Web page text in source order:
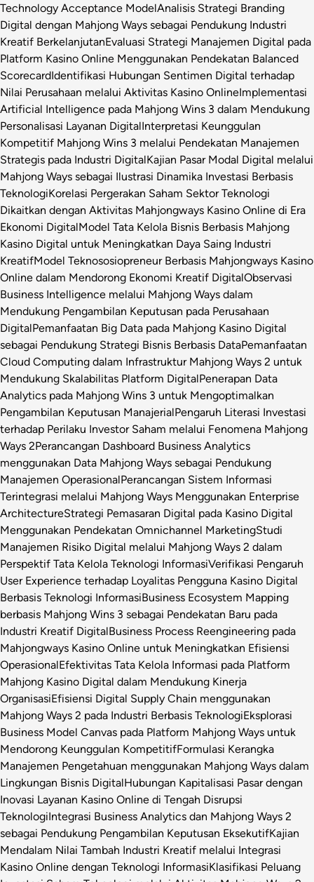
Technology Acceptance ModelAnalisis Strategi Branding
Digital dengan Mahjong Ways sebagai Pendukung Industri
Kreatif BerkelanjutanEvaluasi Strategi Manajemen Digital pada
Platform Kasino Online Menggunakan Pendekatan Balanced
ScorecardIdentifikasi Hubungan Sentimen Digital terhadap
Nilai Perusahaan melalui Aktivitas Kasino OnlineImplementasi
Artificial Intelligence pada Mahjong Wins 3 dalam Mendukung
Personalisasi Layanan DigitalInterpretasi Keunggulan
Kompetitif Mahjong Wins 3 melalui Pendekatan Manajemen
Strategis pada Industri DigitalKajian Pasar Modal Digital melalui
Mahjong Ways sebagai Ilustrasi Dinamika Investasi Berbasis
TeknologiKorelasi Pergerakan Saham Sektor Teknologi
Dikaitkan dengan Aktivitas Mahjongways Kasino Online di Era
Ekonomi DigitalModel Tata Kelola Bisnis Berbasis Mahjong
Kasino Digital untuk Meningkatkan Daya Saing Industri
KreatifModel Teknososiopreneur Berbasis Mahjongways Kasino
Online dalam Mendorong Ekonomi Kreatif DigitalObservasi
Business Intelligence melalui Mahjong Ways dalam
Mendukung Pengambilan Keputusan pada Perusahaan
DigitalPemanfaatan Big Data pada Mahjong Kasino Digital
sebagai Pendukung Strategi Bisnis Berbasis DataPemanfaatan
Cloud Computing dalam Infrastruktur Mahjong Ways 2 untuk
Mendukung Skalabilitas Platform DigitalPenerapan Data
Analytics pada Mahjong Wins 3 untuk Mengoptimalkan
Pengambilan Keputusan ManajerialPengaruh Literasi Investasi
terhadap Perilaku Investor Saham melalui Fenomena Mahjong
Ways 2Perancangan Dashboard Business Analytics
menggunakan Data Mahjong Ways sebagai Pendukung
Manajemen OperasionalPerancangan Sistem Informasi
Terintegrasi melalui Mahjong Ways Menggunakan Enterprise
ArchitectureStrategi Pemasaran Digital pada Kasino Digital
Menggunakan Pendekatan Omnichannel MarketingStudi
Manajemen Risiko Digital melalui Mahjong Ways 2 dalam
Perspektif Tata Kelola Teknologi InformasiVerifikasi Pengaruh
User Experience terhadap Loyalitas Pengguna Kasino Digital
Berbasis Teknologi InformasiBusiness Ecosystem Mapping
berbasis Mahjong Wins 3 sebagai Pendekatan Baru pada
Industri Kreatif DigitalBusiness Process Reengineering pada
Mahjongways Kasino Online untuk Meningkatkan Efisiensi
OperasionalEfektivitas Tata Kelola Informasi pada Platform
Mahjong Kasino Digital dalam Mendukung Kinerja
OrganisasiEfisiensi Digital Supply Chain menggunakan
Mahjong Ways 2 pada Industri Berbasis TeknologiEksplorasi
Business Model Canvas pada Platform Mahjong Ways untuk
Mendorong Keunggulan KompetitifFormulasi Kerangka
Manajemen Pengetahuan menggunakan Mahjong Ways dalam
Lingkungan Bisnis DigitalHubungan Kapitalisasi Pasar dengan
Inovasi Layanan Kasino Online di Tengah Disrupsi
TeknologiIntegrasi Business Analytics dan Mahjong Ways 2
sebagai Pendukung Pengambilan Keputusan EksekutifKajian
Mendalam Nilai Tambah Industri Kreatif melalui Integrasi
Kasino Online dengan Teknologi InformasiKlasifikasi Peluang